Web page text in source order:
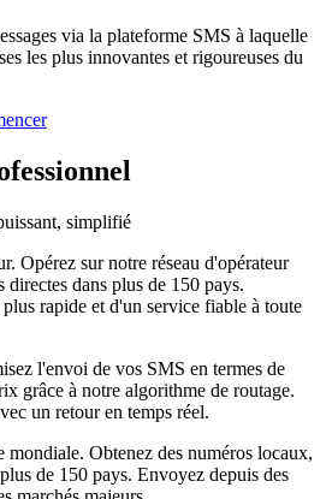
via la plateforme SMS à laquelle
les plus innovantes et rigoureuses du
simplifié
. Opérez sur notre réseau d'opérateur
directes dans plus de 150 pays.
rapide et d'un service fiable à toute
l'envoi de vos SMS en termes de
grâce à notre algorithme de routage.
un retour en temps réel.
mondiale. Obtenez des numéros locaux,
de 150 pays. Envoyez depuis des